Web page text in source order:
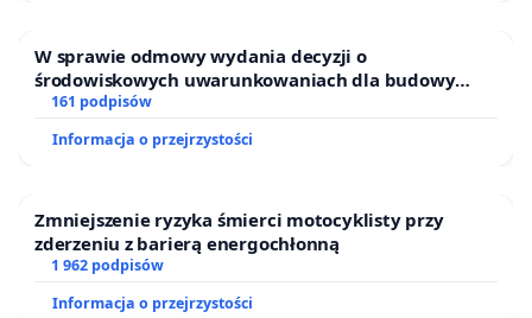
W sprawie odmowy wydania decyzji o
środowiskowych uwarunkowaniach dla budowy
zakładu wytwarzania biometanu „Krynki” w
Puszczy Knyszyńskiej
161 podpisów
Informacja o przejrzystości
Zmniejszenie ryzyka śmierci motocyklisty przy
zderzeniu z barierą energochłonną
1 962 podpisów
Informacja o przejrzystości